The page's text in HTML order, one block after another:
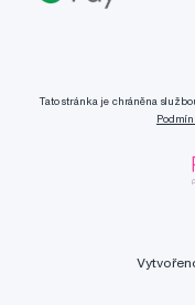
Tato stránka je chráněna